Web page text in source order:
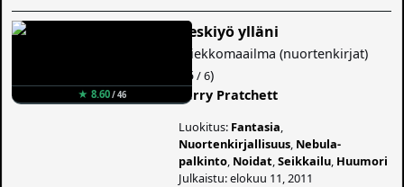
★ 8.60/ 46
Keskiyö ylläni
Kiekkomaailma (nuortenkirjat)
#5/ 6)
Terry Pratchett
Luokitus: Fantasia
Nuortenkirjallisuus Nebula-
palkinto Noidat ,Seikkailu Huumori
Julkaistu: elokuu 11, 2011